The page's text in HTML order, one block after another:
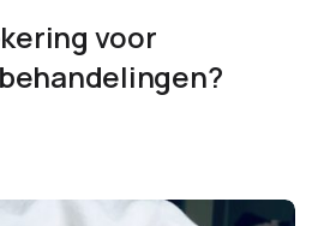
voor